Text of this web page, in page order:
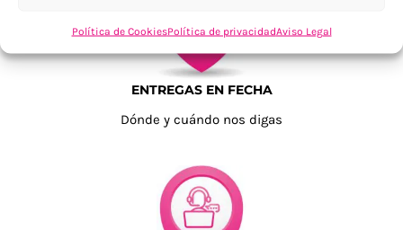
Política de CookiesPolítica de privacidadAviso Legal
ENTREGAS EN FECHA
Dónde y cuándo nos digas